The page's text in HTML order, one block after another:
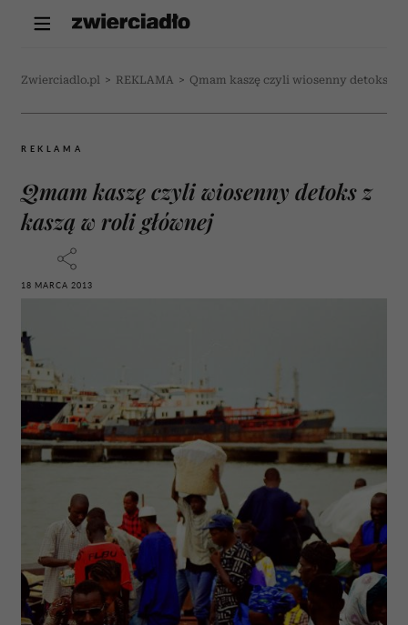
Zwierciadlo.pl > REKLAMA > Qmam kaszę czyli wiosenny detoks z
REKLAMA
Qmam kaszę czyli wiosenny detoks z
kaszą w roli głównej
18 MARCA 2013